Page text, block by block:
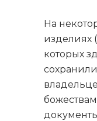
На
изделиях
которых